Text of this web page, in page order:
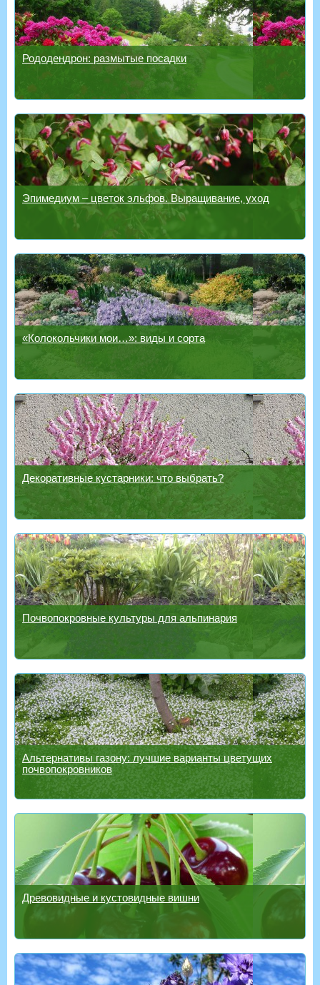
Рододендрон: размытые посадки
Эпимедиум – цветок эльфов. Выращивание, уход
«Колокольчики мои…»: виды и сорта
Декоративные кустарники: что выбрать?
Почвопокровные культуры для альпинария
Альтернативы газону: лучшие варианты цветущих
почвопокровников
Древовидные и кустовидные вишни